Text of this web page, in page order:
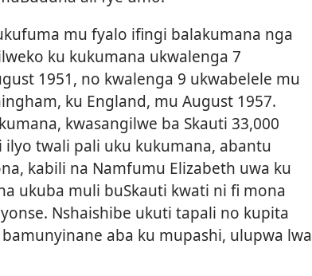
mu fyalo ifingi balakumana nga
ku kukumana ukwalenga 7
1951, no kwalenga 9 ukwabelele mu
ku England, mu August 1957.
kwasangilwe ba Skauti 33,000
twali pali uku kukumana, abantu
kabili na Namfumu Elizabeth uwa ku
ukuba muli buSkauti kwati ni fi mona
Nshaishibe ukuti tapali no kupita
aba ku mupashi, ulupwa lwa